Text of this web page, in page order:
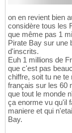
on en revient bien
considère tous les
que même pas 1
Pirate Bay sur une
d'inscrits.
Euh 1 millions de
que c'est pas
chiffre, soit tu ne te
français sur les 60
que tout le monde
ça enorme vu qu'il
maniere et qui
Bay.